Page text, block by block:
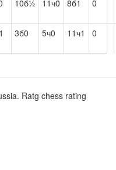
10б½ 11ч0 8б1 0
3б0 5ч0 11ч1 0
Ratg chess rating